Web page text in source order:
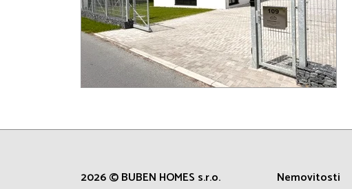
2026 © BUBEN HOMES s.r.o.
Nemovitosti